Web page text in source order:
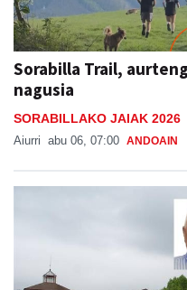
Sorabilla Trail,
nagusia
SORABILLAKO JAIAK 2026
Aiurri abu 06, 07:00 ANDOAIN